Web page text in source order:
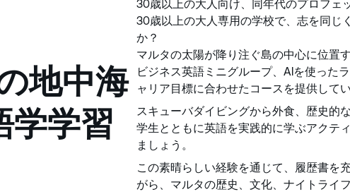
地中海
学学習
30歳以上の大人向け、同年代のプロフェ
30歳以上の大人専用の学校で、志を同じ
か？
マルタの太陽が降り注ぐ島の中心に位置
ビジネス英語ミニグループ、AIを使った
ャリア目標に合わせたコースを提供してい
スキューバダイビングから外食、歴史的
学生とともに英語を実践的に学ぶアクテ
ましょう。
この素晴らしい経験を通じて、履歴書を
がら、マルタの歴史、文化、ナイトライ